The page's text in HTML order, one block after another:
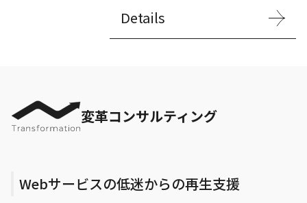
Details
変革コンサルティング
Webサービスの低迷からの再生支援